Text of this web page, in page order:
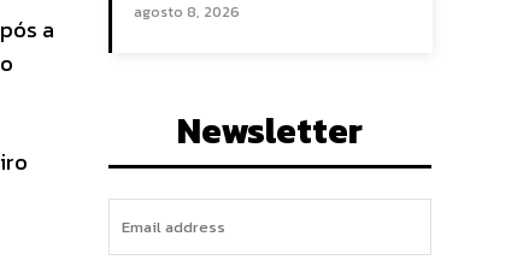
a
agosto 8, 2026
Newsletter